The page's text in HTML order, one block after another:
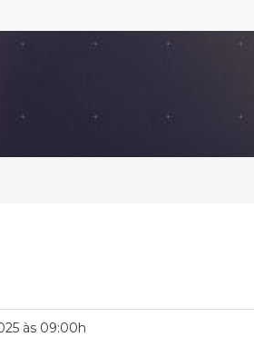
às 09:00h